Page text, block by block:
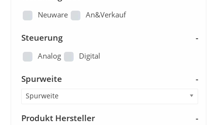
Gleisbau
Kataloge und Pläne
Landschaftsbau
Loks
Modellautos
Modellbau - Sonstige
Neuware An&Verkauf
Steuerung -
Analog Digital
Spurweite -
Spurweite
Produkt Hersteller -